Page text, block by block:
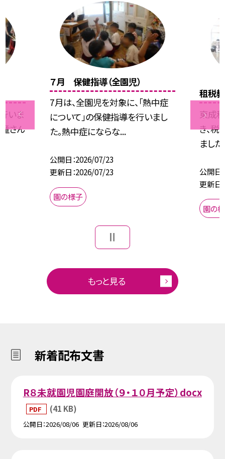
いま
さん
７月 保健指導（全園児）
7月は、全園児を対象に、「熱中症
について」の保健指導を行いまし
た。熱中症にならな...
公開日 2026/07/23
更新日 2026/07/23
園の様子
租税
東成
き、
ました
公開日
更新日
園の
もっと見る
新着配布文書
R８未就園児園庭開放（９・１０月予定）docx
PDF (41 KB)
公開日 2026/08/06 更新日 2026/08/06